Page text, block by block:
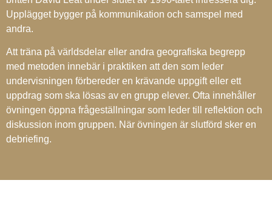
Upplägget bygger på kommunikation och samspel med
andra.
Att träna på världsdelar eller andra geografiska begrepp
med metoden innebär i praktiken att den som leder
undervisningen förbereder en krävande uppgift eller ett
uppdrag som ska lösas av en grupp elever. Ofta innehåller
övningen öppna frågeställningar som leder till reflektion och
diskussion inom gruppen. När övningen är slutförd sker en
debriefing.